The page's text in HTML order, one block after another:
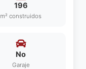
196
m² construidos
No
Garaje